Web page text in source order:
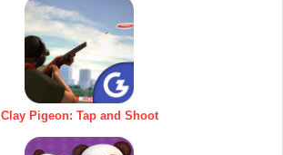
Clay Pigeon: Tap and Shoot